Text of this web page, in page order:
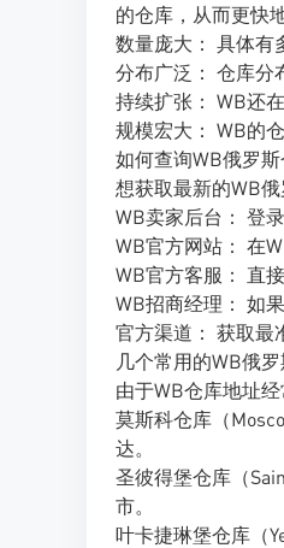
的仓库，从而更快
数量庞大： 具体有
分布广泛： 仓库分
持续扩张： WB还
规模宏大： WB的
如何查询WB俄罗
想获取最新的WB
WB卖家后台： 登
WB官方网站： 在
WB官方客服： 直
WB招商经理： 如
官方渠道： 获取最
几个常用的WB俄
由于WB仓库地址
莫斯科仓库（
达。
圣彼得堡仓库（
市。
叶卡捷琳堡仓库（